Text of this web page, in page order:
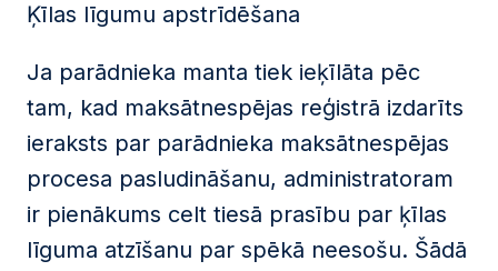
Ķīlas līgumu apstrīdēšana
Ja parādnieka manta tiek ieķīlāta pēc
tam, kad maksātnespējas reģistrā izdarīts
ieraksts par parādnieka maksātnespējas
procesa pasludināšanu, administratoram
ir pienākums celt tiesā prasību par ķīlas
līguma atzīšanu par spēkā neesošu. Šādā